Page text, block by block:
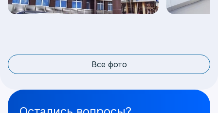
Все фото